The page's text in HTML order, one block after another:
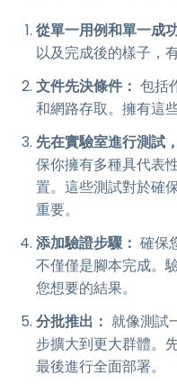
從單一用例和單一成
以及完成後的樣子，
文件先決條件： 包括
和網路存取。擁有這
先在實驗室進行測試
保你擁有多種具代表
置。這些測試對於確
重要。
添加驗證步驟： 確保
不僅僅是腳本完成。
您想要的結果。
分批推出： 就像測試
步擴大到更大群體。
最後進行全面部署。